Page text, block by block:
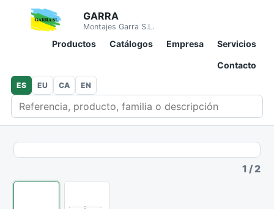
GARRA
Montajes Garra S.L.
Productos Catálogos Empresa Servicios
Contacto
Buscar en catálogo
ES EU CA EN
1 /2